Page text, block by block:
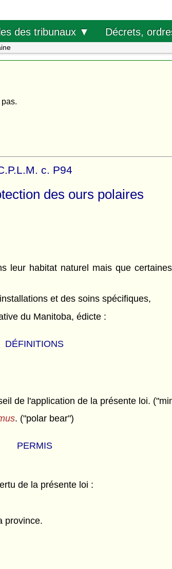
des tribunaux ▼ Décrets,
c. P94
des ours polaires
habitat naturel mais que
et des soins spécifiques,
du Manitoba, édicte :
DÉFINITIONS
de l'application de la présente loi.
. ("polar bear")
PERMIS
de la présente loi :
province.